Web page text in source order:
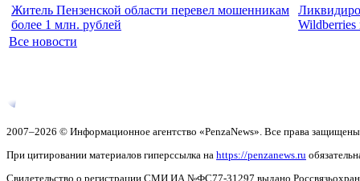
Житель Пензенской области перевел мошенникам
более 1 млн. рублей
Все новости
2007–2026 © Информационное агентство «PenzaNews». Все права
При цитировании материалов гиперссылка на https://penzanews.ru
Свидетельство о регистрации СМИ ИА №ФС77-31297 выдано